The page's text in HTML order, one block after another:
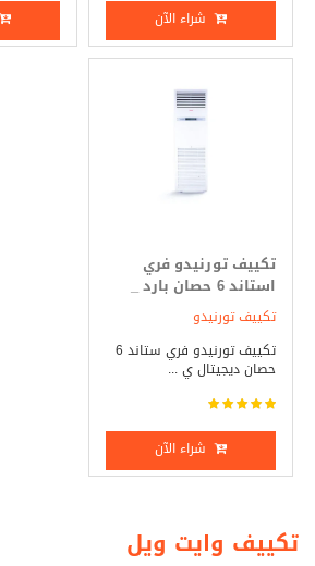
شراء الآن
تكييف تورنيدو فري
استاند 6 حصان بارد _
ساخن
تكييف تورنيدو
تكييف تورنيدو فري ستاند 6
حصان ديجيتال ي ...
شراء الآن
تكييف وايت ويل